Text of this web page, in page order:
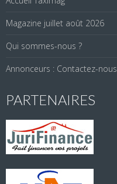
Magazine juillet août 2026
Qui sommes-nous ?
Annonceurs : Contactez-nous
PARTENAIRES